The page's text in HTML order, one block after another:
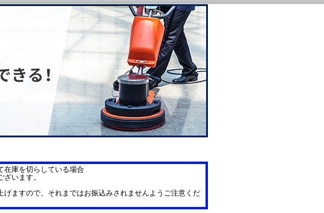
在庫を切らしている場合
います。
ますので、それまではお振込みされませんようご注意くだ